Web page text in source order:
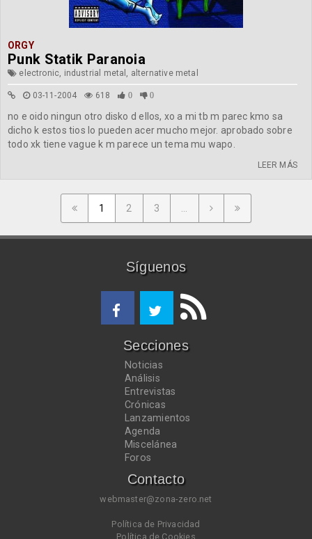
ORGY
Punk Statik Paranoia
electronic, industrial metal, alternative metal
03-11-2004 618 0 0
no e oido ningun otro disko d ellos, xo a mi tb m parec kmo sa
dicho k estos tios lo pueden acer mucho mejor. aprobado sobre
todo xk tiene vague k m parece un tema mu wapo.
LEER MÁS
1 2 3
Síguenos
Secciones
Noticias
Análisis
Entrevistas
Crónicas
Lanzamientos
Agenda
Miscelánea
Foros
Contacto
webmaster@zona-zero.net
Política de Privacidad
Política de Cookies